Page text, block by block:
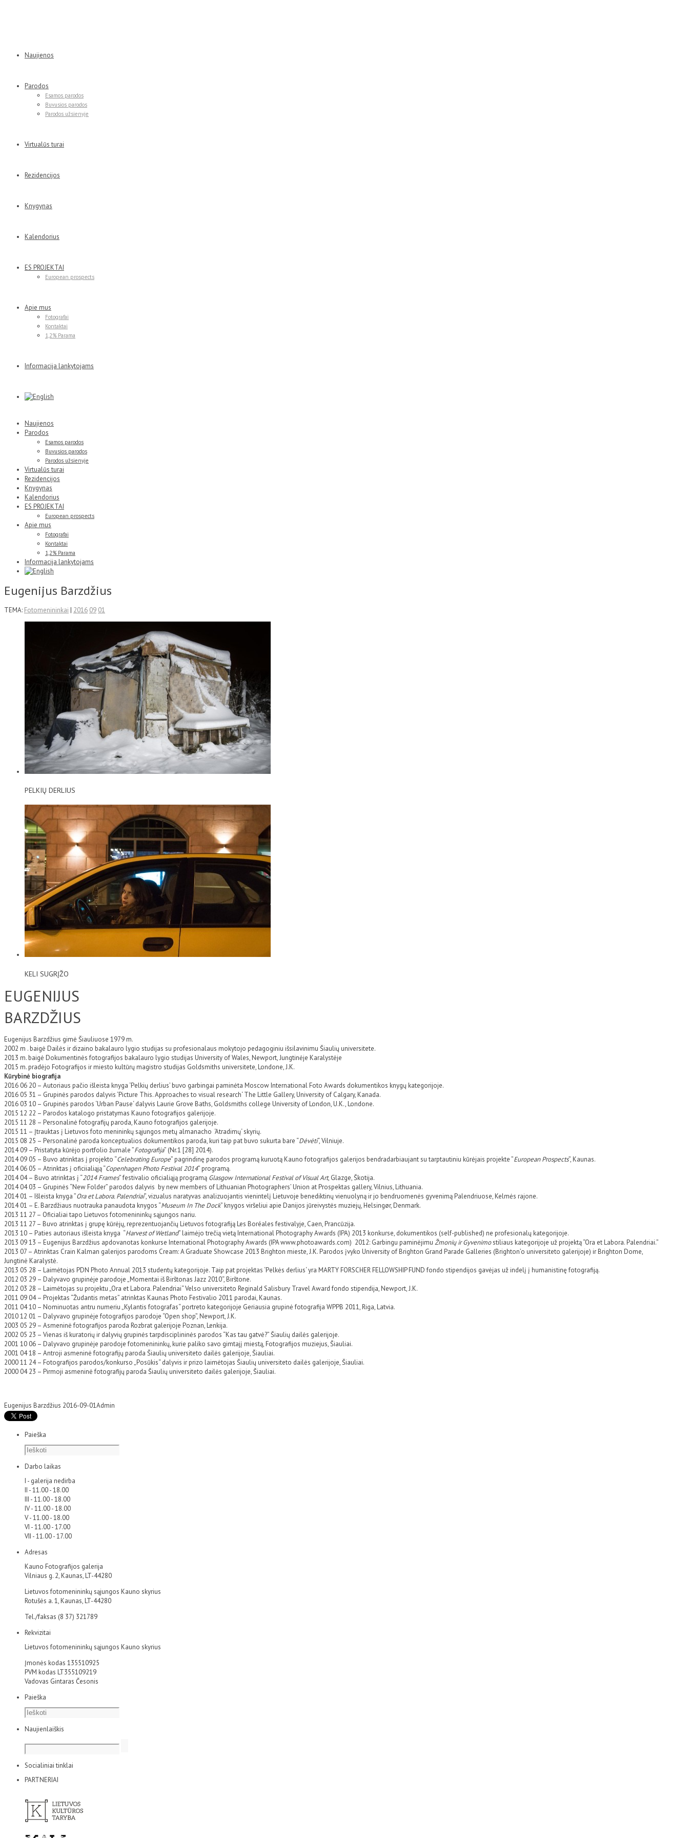
Naujienos
Parodos
Esamos parodos
Buvusios parodos
Parodos užsienyje
Virtualūs turai
Rezidencijos
Knygynas
Kalendorius
ES PROJEKTAI
European prospects
Apie mus
Fotografai
Kontaktai
1,2% Parama
Informacija lankytojams
Naujienos
Parodos
Esamos parodos
Buvusios parodos
Parodos užsienyje
Virtualūs turai
Rezidencijos
Knygynas
Kalendorius
ES PROJEKTAI
European prospects
Apie mus
Fotografai
Kontaktai
1,2% Parama
Informacija lankytojams
Eugenijus Barzdžius
TEMA: Fotomenininkai | 2016 09 01
PELKIŲ DERLIUS
KELI SUGRĮŽO
EUGENIJUS
BARZDŽIUS
Eugenijus Barzdžius gimė Šiauliuose 1979 m.
2002 m . baigė Dailės ir dizaino bakalauro lygio studijas su profesionalaus mokytojo pedagoginiu išsilavinimu Šiaulių universitete.
2013 m. baigė Dokumentinės fotografijos bakalauro lygio studijas University of Wales, Newport, Jungtinėje Karalystėje
2015 m. pradėjo Fotografijos ir miesto kultūrų magistro studijas Goldsmiths universitete, Londone, J.K.
Kūrybinė biografija
2016 06 20 – Autoriaus pačio išleista knyga ‘Pelkių derlius’ buvo garbingai paminėta Moscow International Foto Awards dokumentikos knygų kategorijoje.
2016 05 31 – Grupinės parodos dalyvis ‘Picture This. Approaches to visual research‘ The Little Gallery, University of Calgary, Kanada.
2016 03 10 – Grupinės parodos ‘Urban Pause‘ dalyvis Laurie Grove Baths, Goldsmiths college University of London, U.K., Londone.
2015 12 22 – Parodos katalogo pristatymas Kauno fotografijos galerijoje.
2015 11 28 – Personalinė fotografijų paroda, Kauno fotografijos galerijoje.
2015 11 – Įtrauktas į Lietuvos foto menininkų sąjungos metų almanacho ‘Atradimų‘ skyrių.
2015 08 25 – Personalinė paroda konceptualios dokumentikos paroda, kuri taip pat buvo sukurta bare “Dėvėti“, Vilniuje.
2014 09 – Pristatyta kūrėjo portfolio žurnale ”Fotografija” (Nr.1 [28] 2014).
2014 09 05 – Buvo atrinktas į projekto “Celebrating Europe” pagrindinę parodos programą kuruotą Kauno fotografijos galerijos bendradarbiaujant su tarptautiniu kūrėjais projekte ”European Prospects”, Kaunas.
2014 06 05 – Atrinktas į oficiialiąją “Copenhagen Photo Festival 2014” programą.
2014 04 – Buvo atrinktas į “2014 Frames” festivalio oficialiąją programą Glasgow International Festival of Visual Art, Glazge, Škotija.
2014 04 03 – Grupinės “New Folder” parodos dalyvis by new members of Lithuanian Photographers’ Union at Prospektas gallery, Vilnius, Lithuania.
2014 01 – Išleista knyga ”Ora et Labora. Palendriai”, vizualus naratyvas analizuojantis vienintelį Lietuvoje benediktinų vienuolyną ir jo bendruomenės gyvenimą Palendriuose, Kelmės rajone.
2014 01 – E. Barzdžiaus nuotrauka panaudota knygos “Museum In The Dock” knygos viršeliui apie Danijos jūreivystės muziejų, Helsingør, Denmark.
2013 11 27 – Oficialiai tapo Lietuvos fotomenininkų sąjungos nariu.
2013 11 27 – Buvo atrinktas į grupę kūrėjų, reprezentuojančių Lietuvos fotografiją Les Boréales festivalyje, Caen, Prancūzija.
2013 10 – Paties autoriaus išleista knyga “Harvest of Wetland” laimėjo trečią vietą International Photography Awards (IPA) 2013 konkurse, dokumentikos (self-published) ne profesionalų kategorijoje.
2013 09 13 – Eugenijus Barzdžius apdovanotas konkurse International Photography Awards (IPA www.photoawards.com) 2012: Garbingu paminėjimu Žmonių ir Gyvenimostiliaus kategorijoje už projektą “Ora et Labora. Palendriai.”
2013 07 – Atrinktas Crain Kalman galerijos parodoms Cream: A Graduate Showcase 2013 Brighton mieste, J.K. Parodos įvyko University of Brighton Grand Parade Galleries (Brighton’o universiteto galerijoje) ir Brighton Dome,
Jungtinė Karalystė.
2013 05 28 – Laimėtojas PDN Photo Annual 2013 studentų kategorijoje. Taip pat projektas ‘Pelkės derlius‘ yra MARTY FORSCHER FELLOWSHIP FUND fondo stipendijos gavėjas už indelį į humanistinę fotografiją.
2012 03 29 – Dalyvavo grupinėje parodoje „Momentai iš Birštonas Jazz 2010“, Birštone.
2012 03 28 – Laimėtojas su projektu „Ora et Labora. Palendriai“ Velso universiteto Reginald Salisbury Travel Award fondo stipendija, Newport, J.K.
2011 09 04 – Projektas “Žudantis metas” atrinktas Kaunas Photo Festivalio 2011 parodai, Kaunas.
2011 04 10 – Nominuotas antru numeriu „Kylantis fotografas“ portreto kategorijoje Geriausia grupinė fotografija WPPB 2011, Riga, Latvia.
2010 12 01 – Dalyvavo grupinėje fotografijos parodoje “Open shop”, Newport, J.K.
2003 05 29 – Asmeninė fotografijos paroda Rozbrat galerijoje Poznan, Lenkija.
2002 05 23 – Vienas iš kuratorių ir dalyvių grupinės tarpdisciplininės parodos “Kas tau gatvė?” Šiaulių dailės galerijoje.
2001 10 06 – Dalyvavo grupinėje parodoje fotomenininkų, kurie paliko savo gimtajį miestą, Fotografijos muziejus, Šiauliai.
2001 04 18 – Antroji asmeninė fotografijų paroda Šiaulių universiteto dailės galerijoje, Šiauliai.
2000 11 24 – Fotografijos parodos/konkurso „Posūkis“ dalyvis ir prizo laimėtojas Šiaulių universiteto dailės galerijoje, Šiauliai.
2000 04 23 – Pirmoji asmeninė fotografijų paroda Šiaulių universiteto dailės galerijoje, Šiauliai.
Eugenijus Barzdžius 2016-09-01Admin
Paieška
Darbo laikas
I - galerija nedirba
II - 11.00 - 18.00
III - 11.00 - 18.00
IV - 11.00 - 18.00
V - 11.00 - 18.00
VI - 11.00 - 17.00
VII - 11.00 - 17.00
Adresas
Kauno Fotografijos galerija
Vilniaus g. 2, Kaunas, LT-44280
Lietuvos fotomenininkų sąjungos Kauno skyrius
Rotušės a. 1, Kaunas, LT-44280
Tel./faksas (8 37) 321789
Rekvizitai
Lietuvos fotomenininkų sąjungos Kauno skyrius
Įmonės kodas 135510925
PVM kodas LT355109219
Vadovas Gintaras Česonis
Paieška
Naujienlaiškis
Socialiniai tinklai
PARTNERIAI